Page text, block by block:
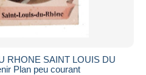
RHONE SAINT LOUIS DU
Plan peu courant